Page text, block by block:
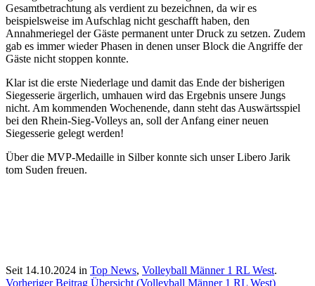
Gesamtbetrachtung als verdient zu bezeichnen, da wir es
beispielsweise im Aufschlag nicht geschafft haben, den
Annahmeriegel der Gäste permanent unter Druck zu setzen. Zudem
gab es immer wieder Phasen in denen unser Block die Angriffe der
Gäste nicht stoppen konnte.
Klar ist die erste Niederlage und damit das Ende der bisherigen
Siegesserie ärgerlich, umhauen wird das Ergebnis unsere Jungs
nicht. Am kommenden Wochenende, dann steht das Auswärtsspiel
bei den Rhein-Sieg-Volleys an, soll der Anfang einer neuen
Siegesserie gelegt werden!
Über die MVP-Medaille in Silber konnte sich unser Libero Jarik
tom Suden freuen.
Seit 14.10.2024 in Top News, Volleyball Männer 1 RL West.
Vorheriger Beitrag Übersicht (Volleyball Männer 1 RL West)